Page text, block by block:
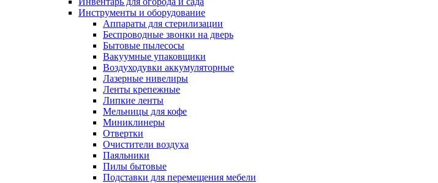
Инструменты и оборудование
Аппараты для стерилизации
Беспроводные звонки на дверь
Бытовые пылесосы
Вакуумные упаковщики
Воздуходувки аккумуляторные
Лазерные нивелиры
Ленты крепежные
Липкие ленты
Мельницы для кофе
Миниклинеры
Отвертки
Очистители воздуха
Паяльники
Пилы бытовые
Подставки для перемещения мебели